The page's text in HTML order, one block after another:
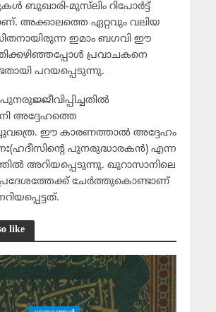
ബുഖാരി-മുസ്‌ലിം റിപോര്‍ട്ട്
അക്കാലത്തെ ഏറ്റവും വലിയ
ഇമാം ബഗവി ഈ
പ്രവാചകനെ
പറയപ്പെടുന്നു.
അദ്ദേഹത്തെ
ഈ കാരണത്താല്‍ അദ്ദേഹം
പുനരുദ്ധാരകന്‍) എന്ന
അറിയപ്പെടുന്നു. ഖുറാസാനിലെ
ചേര്‍ത്തുകൊണ്ടാണ്
like